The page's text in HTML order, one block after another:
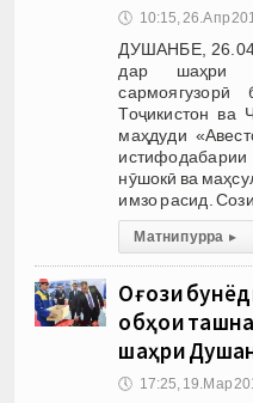
🕔 10:15, 26.Апр
ДУШАНБЕ,
дар шаҳри
сармоягузорӣ
Тоҷикистон ва
маҳдуди
нӯшокӣ ва
имзо расид.
Матни пурра ▸
Оғози
обҳои
шаҳри
🕔 17:25, 19.Мар